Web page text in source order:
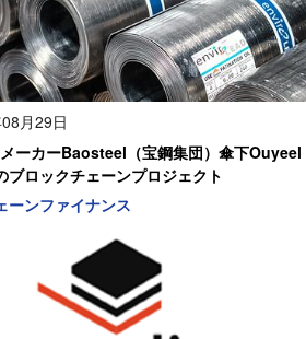
月29日
ーカーBaosteel（宝鋼集団）傘下Ouyeel
ブロックチェーンプロジェクト
ーンファイナンス